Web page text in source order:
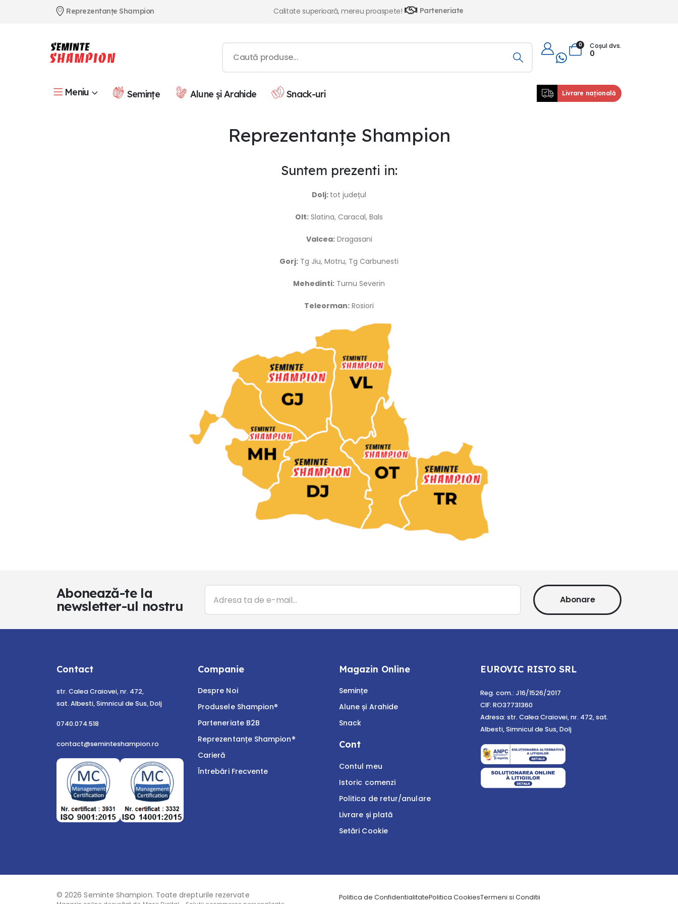
Reprezentanțe Shampion Calitate superioară, mereu proaspete! Parteneriate
0 Coșul dvs.
0
Meniu Semințe Alune și Arahide Snack-uri Livrare națională
Reprezentanțe Shampion
Suntem prezenti in:
Dolj: tot județul
Olt: Slatina, Caracal, Bals
Valcea:Dragasani
Gorj: Tg Jiu, Motru, Tg Carbunesti
Mehedinti: Turnu Severin
Teleorman: Rosiori
Abonează-te la
newsletter-ul nostru Abonare
Contact
str. Calea Craiovei, nr. 472,
sat. Albesti, Simnicul de Sus, Dolj
0740.074.518
contact@seminteshampion.ro
Companie
Despre Noi
Produsele Shampion®
Parteneriate B2B
Reprezentanțe Shampion®
Carieră
Întrebări Frecvente
Magazin Online
Semințe
Alune și Arahide
Snack
Cont
Contul meu
Istoric comenzi
Politica de retur/anulare
Livrare și plată
Setări Cookie
EUROVIC RISTO SRL
Reg. com.: J16/1526/2017
CIF: RO37731360
Adresa: str. Calea Craiovei, nr. 472, sat.
Albesti, Simnicul de Sus, Dolj
© 2026 Seminte Shampion. Toate drepturile rezervate Politica de ConfidentialitatePolitica CookiesTermeni si Conditii